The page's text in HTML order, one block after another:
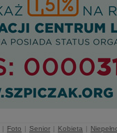
| Foto | Senior | Kobieta |